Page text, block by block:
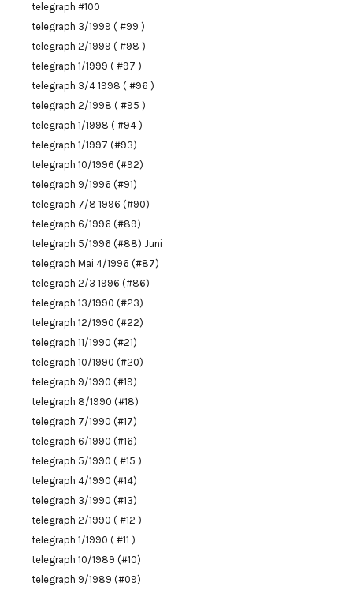
telegraph #100
telegraph 3/1999 ( #99 )
telegraph 2/1999 ( #98 )
telegraph 1/1999 ( #97 )
telegraph 3/4 1998 ( #96 )
telegraph 2/1998 ( #95 )
telegraph 1/1998 ( #94 )
telegraph 1/1997 (#93)
telegraph 10/1996 (#92)
telegraph 9/1996 (#91)
telegraph 7/8 1996 (#90)
telegraph 6/1996 (#89)
telegraph 5/1996 (#88) Juni
telegraph Mai 4/1996 (#87)
telegraph 2/3 1996 (#86)
telegraph 13/1990 (#23)
telegraph 12/1990 (#22)
telegraph 11/1990 (#21)
telegraph 10/1990 (#20)
telegraph 9/1990 (#19)
telegraph 8/1990 (#18)
telegraph 7/1990 (#17)
telegraph 6/1990 (#16)
telegraph 5/1990 ( #15 )
telegraph 4/1990 (#14)
telegraph 3/1990 (#13)
telegraph 2/1990 ( #12 )
telegraph 1/1990 ( #11 )
telegraph 10/1989 (#10)
telegraph 9/1989 (#09)